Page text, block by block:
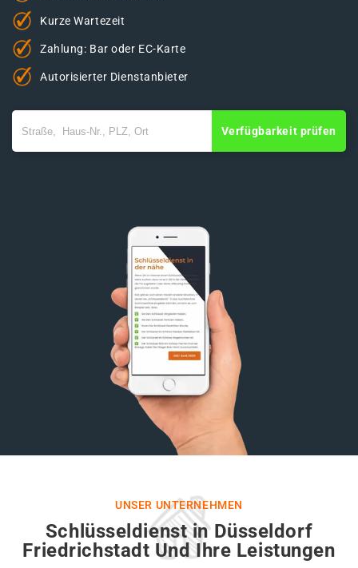
Kurze Wartezeit
Zahlung: Bar oder EC-Karte
Autorisierter Dienstanbieter
Verfügbarkeit prüfen
UNSER UNTERNEHMEN
Schlüsseldienst in Düsseldorf
Friedrichstadt Und Ihre Leistungen